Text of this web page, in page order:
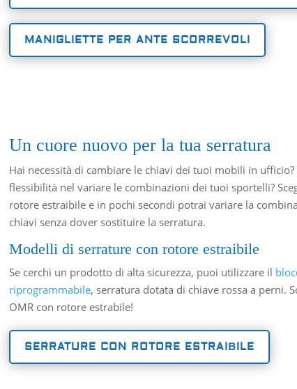
MANIGLIETTE PER ANTE SCORREVOLI
Un cuore nuovo per la tua serratura
Hai necessità di cambiare le chiavi dei tuoi mobili in
flessibilità nel variare le combinazioni dei tuoi sportelli?
rotore estraibile e in pochi secondi potrai variare la
chiavi senza dover sostituire la serratura.
Modelli di serrature con rotore estraibile
Se cerchi un prodotto di alta sicurezza, puoi utilizzare il
riprogrammabile, serratura dotata di chiave rossa a perni.
OMR con rotore estrabile!
SERRATURE CON ROTORE ESTRAIBILE